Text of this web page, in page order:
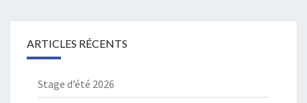
ARTICLES RÉCENTS
Stage d’été 2026